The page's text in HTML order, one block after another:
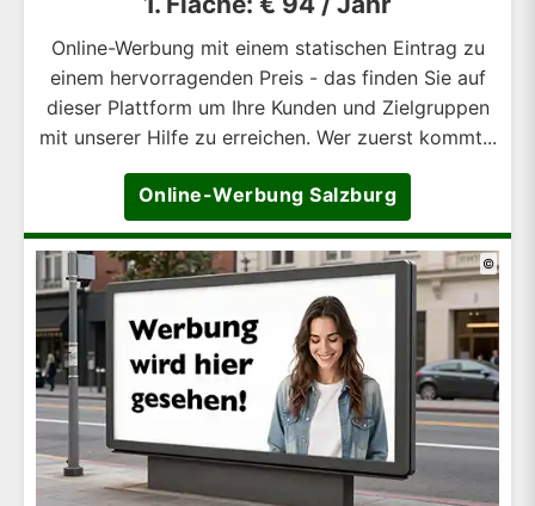
Online-Werbung mit einem statischen Eintrag zu
einem hervorragenden Preis - das finden Sie auf
dieser Plattform um Ihre Kunden und Zielgruppen
mit unserer Hilfe zu erreichen. Wer zuerst kommt...
Online-Werbung Salzburg
©